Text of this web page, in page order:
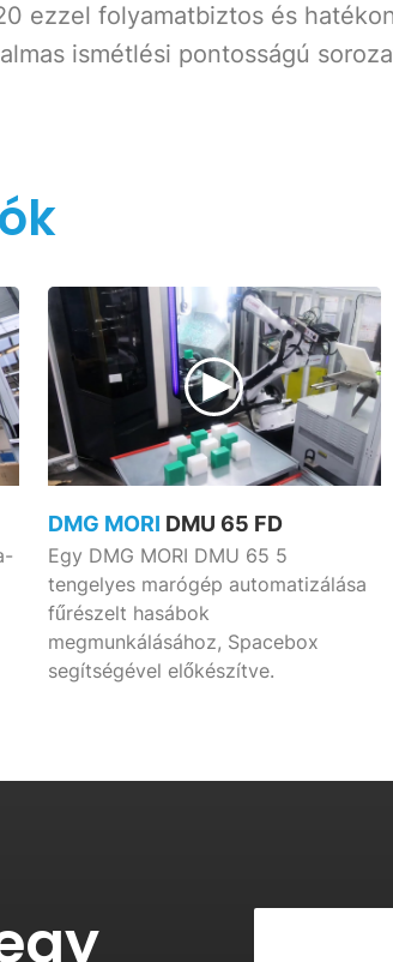
ezzel folyamatbiztos és
ismétlési pontosságú
DMG MORI DMU 65 FD
Egy DMG MORI DMU 65 5
tengelyes marógép automatizálása
fűrészelt hasábok
megmunkálásához, Spacebox
segítségével előkészítve.